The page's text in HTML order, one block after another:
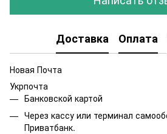
Доставка Оплата
Новая Почта
Укрпочта
Банковской картой
Через кассу или терминал
Приватбанк.